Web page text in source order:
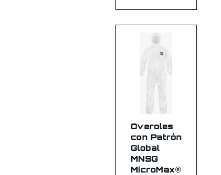
Overoles
con Patrón
Global
MNSG
MicroMax®